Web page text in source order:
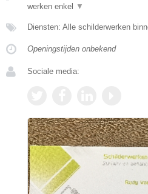
werken enkel
▼
Diensten: Alle schilderwerken
Openingstijden onbekend
Sociale media: